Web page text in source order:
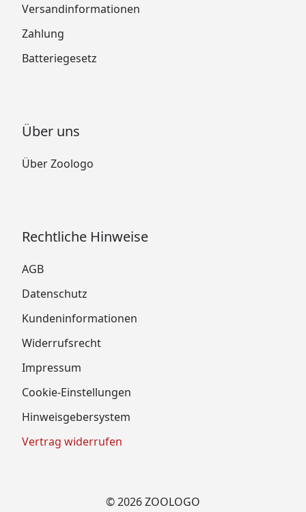
Versandinformationen
Zahlung
Batteriegesetz
Über uns
Über Zoologo
Rechtliche Hinweise
AGB
Datenschutz
Kundeninformationen
Widerrufsrecht
Impressum
Cookie-Einstellungen
Hinweisgebersystem
Vertrag widerrufen
© 2026 ZOOLOGO